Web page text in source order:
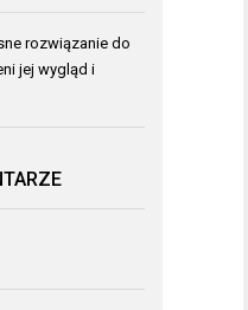
rozwiązanie do
jej wygląd i